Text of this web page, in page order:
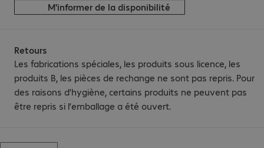
M'informer de la disponibilité
Retours
Les fabrications spéciales, les produits sous licence, les
produits B, les pièces de rechange ne sont pas repris. Pour
des raisons d’hygiène, certains produits ne peuvent pas
être repris si l’emballage a été ouvert.